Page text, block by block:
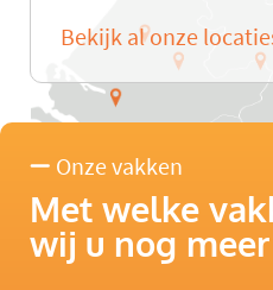
Bekijk al onze
Onze vakken
Met welke
wij u nog